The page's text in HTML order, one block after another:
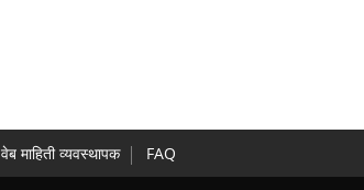
वेब माहिती व्यवस्थापक FAQ